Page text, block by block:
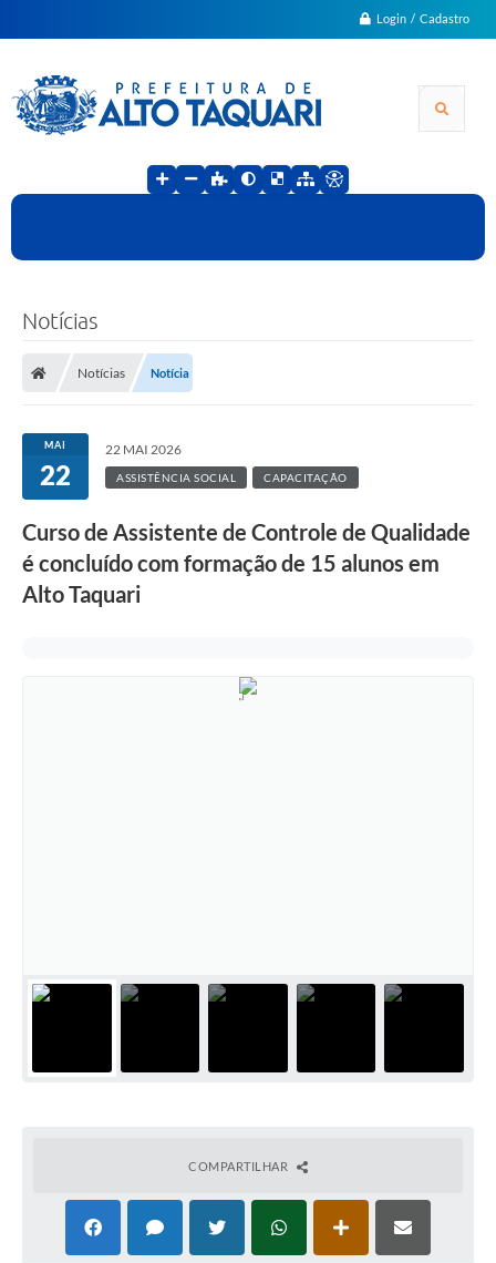
Login / Cadastro
Notícias
Notícias Notícia
MAI
22
22 MAI 2026
ASSISTÊNCIA SOCIAL CAPACITAÇÃO
Curso de Assistente de Controle de Qualidade
é concluído com formação de 15 alunos em
Alto Taquari
COMPARTILHAR